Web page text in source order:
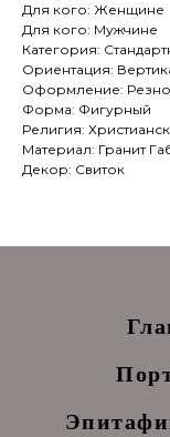
Для кого: Женщине
Для кого: Мужчине
Категория:
Ориентация:
Оформление:
Форма: Фигурный
Религия:
Материал: Гранит
Декор: Свиток